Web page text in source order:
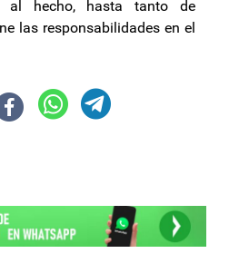
al hecho, hasta tanto de
las responsabilidades en el